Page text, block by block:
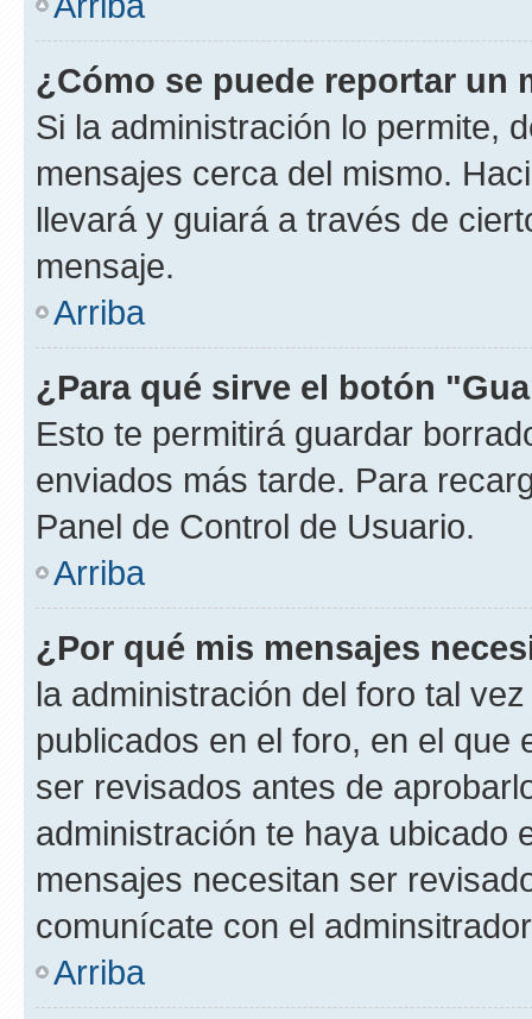
¿Cómo se puede reportar un
Si la administración lo permite,
mensajes cerca del mismo.
llevará y guiará a través de
mensaje.
Arriba
¿Para qué sirve el botón
Esto te permitirá guardar
enviados más tarde. Para
Panel de Control de Usuario.
Arriba
¿Por qué mis mensajes
la administración del foro tal
publicados en el foro, en el que
ser revisados antes de
administración te haya ubicado
mensajes necesitan ser
comunícate con el
Arriba